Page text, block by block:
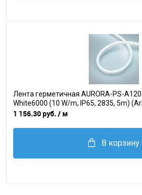
Лента герметичная AURORA-PS-
White6000 (10 W/m, IP65, 2835, 5m)
1 156.30 руб. / м
В корзину